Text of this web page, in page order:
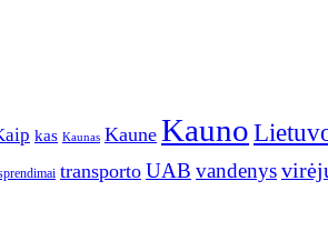
kas Kaunas Kaune Kauno
transporto UAB vandenys